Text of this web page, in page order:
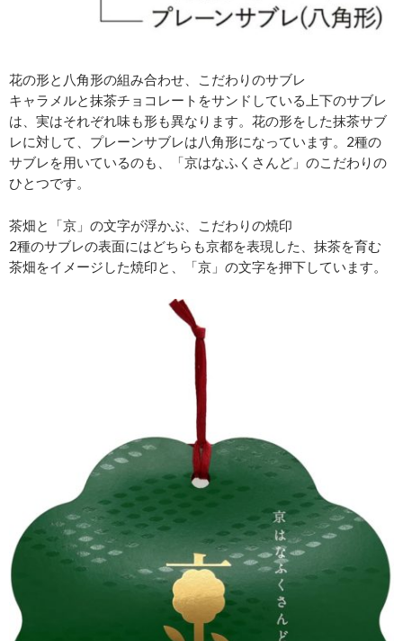
花の形と八角形の組み合わせ、こだわりのサブレ
キャラメルと抹茶チョコレートをサンドしている上下のサブレ
は、実はそれぞれ味も形も異なります。花の形をした抹茶サブ
レに対して、プレーンサブレは八角形になっています。2種の
サブレを用いているのも、「京はなふくさんど」のこだわりの
ひとつです。
茶畑と「京」の文字が浮かぶ、こだわりの焼印
2種のサブレの表面にはどちらも京都を表現した、抹茶を育む
茶畑をイメージした焼印と、「京」の文字を押下しています。